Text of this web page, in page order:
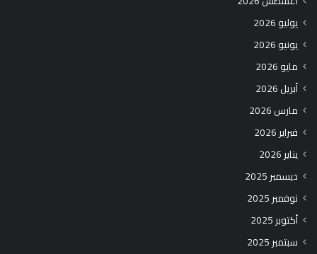
يوليو 2026
يونيو 2026
مايو 2026
أبريل 2026
مارس 2026
فبراير 2026
يناير 2026
ديسمبر 2025
نوفمبر 2025
أكتوبر 2025
سبتمبر 2025